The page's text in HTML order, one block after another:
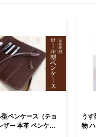
型ペンケース（チョ
ザー 本革 ペンケー
うす
物 ハン